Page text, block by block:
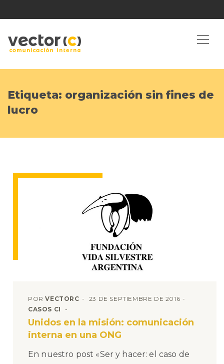
Etiqueta: organización sin fines de
lucro
PORVECTORC
23 DE SEPTIEMBRE DE 2016
CASOS CI
Unidos en la misión: comunicación
interna en una ONG
En nuestro post «Ser y hacer: el caso de